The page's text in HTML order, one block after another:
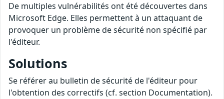
De multiples vulnérabilités ont été découvertes dans
Microsoft Edge. Elles permettent à un attaquant de
provoquer un problème de sécurité non spécifié par
l'éditeur.
Solutions
Se référer au bulletin de sécurité de l'éditeur pour
l'obtention des correctifs (cf. section Documentation).